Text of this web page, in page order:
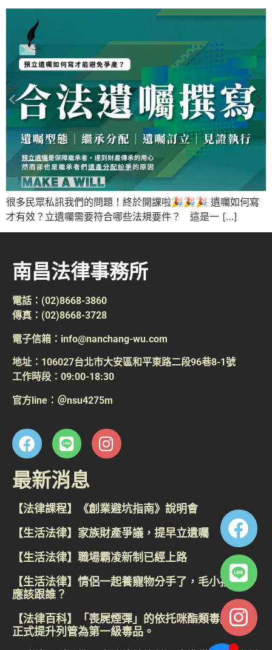
很多民眾私訊我們的問題！終於開課啦🎉🎉🎉 遺囑如何寫
才有效？立遺囑需要符合哪些法規要件？ 這是一 […]
南昌法律事務所
電話：(02)8668-3860
傳真：(02)8668-3728
電子信箱：info@nanchang-wu.com
地址：106027台北市大安區和平東路二段96巷8-1號
工作時段：09:00-18:30
官方line：＠nsu4275m
最新消息
【法律課程】《創業避坑指南》說明會
【生活法律】家族財產爭議，提早立遺囑
【生活法律】職場霸凌新制已經上路
【生活法律】情侶一起養寵物分手了，毛小孩到底
應該跟誰？
【法律百科】「喪屍煙彈」的依托咪酯類毒品，已
正式提升列管為第一級毒品。